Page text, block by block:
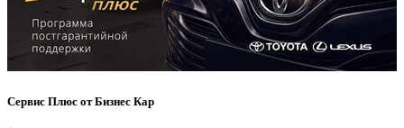
Сервис Плюс от Бизнес Кар